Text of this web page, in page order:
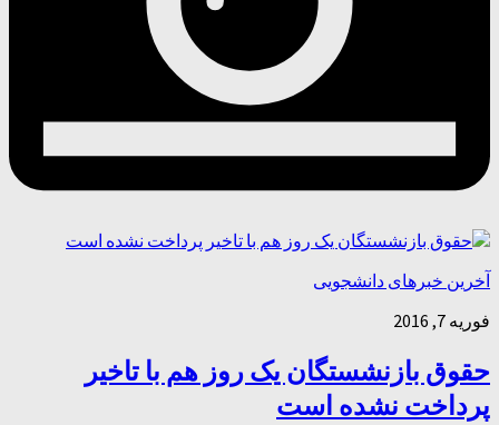
آخرین خبرهای دانشجویی
فوریه 7, 2016
حقوق بازنشستگان یک روز هم با تاخیر
پرداخت نشده است